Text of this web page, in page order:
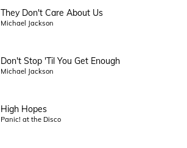
They Don't Care About Us
Michael Jackson
Don't Stop 'Til You Get Enough
Michael Jackson
High Hopes
Panic! at the Disco